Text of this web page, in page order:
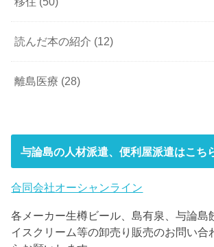
読んだ本の紹介 (12)
離島医療 (28)
与論島の人材派遣、便利屋派遣はこち
合同会社オーシャンライン
各メーカー生樽ビール、島有泉、与論島
イスクリーム等の卸売り販売のお問い合